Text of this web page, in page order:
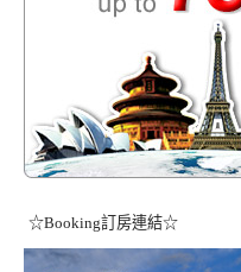
☆Booking訂房連結☆